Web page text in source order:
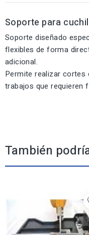
Soporte para
Soporte diseñado
flexibles de forma
adicional.
Permite realizar cortes
trabajos que requieren
También